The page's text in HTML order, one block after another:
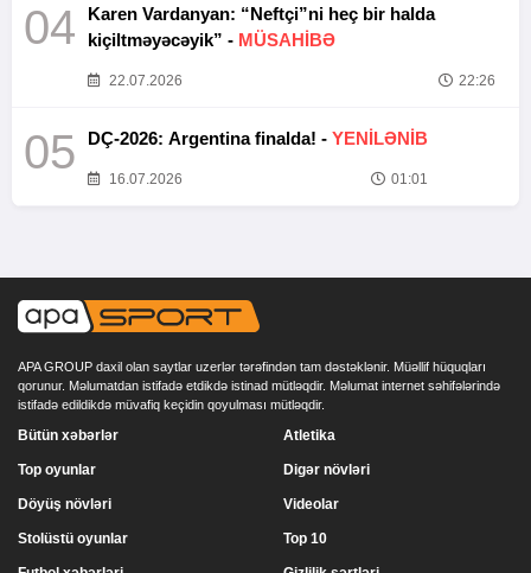
04
Karen Vardanyan: “Neftçi”ni heç bir halda
kiçiltməyəcəyik” - MÜSAHİBƏ
22.07.2026 22:26
05 DÇ-2026: Argentina finalda! - YENİLƏNİB
16.07.2026 01:01
APA GROUP daxil olan saytlar uzerlər tərəfindən tam dəstəklənir. Müəllif hüquqları
qorunur. Məlumatdan istifadə etdikdə istinad mütləqdir. Məlumat internet səhifələrində
istifadə edildikdə müvafiq keçidin qoyulması mütləqdir.
Bütün xəbərlər
Top oyunlar
Döyüş növləri
Stolüstü oyunlar
Atletika
Digər növləri
Videolar
Top 10